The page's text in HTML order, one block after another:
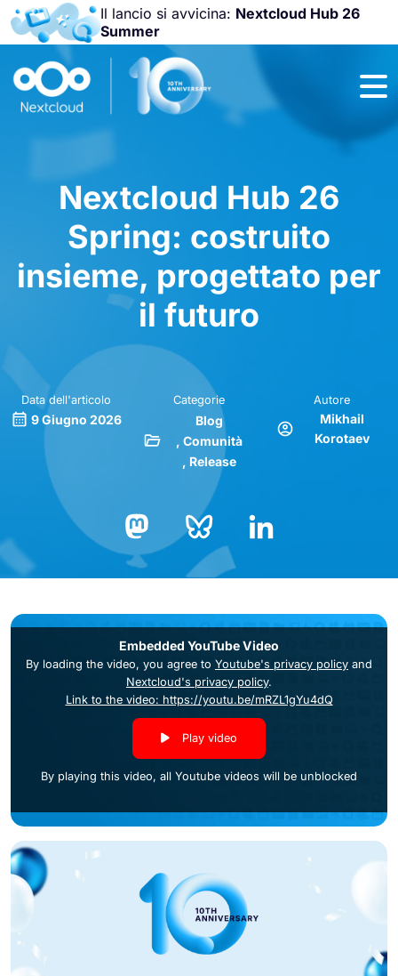
Il lancio si avvicina: Nextcloud Hub 26
Summer
Unisciti a noi
Nextcloud
Community
Conference
Nextcloud Hub 26
Spring: costruito
insieme, progettato per
il futuro
Data dell'articolo
9 Giugno 2026
Categorie
Blog
Comunità
Release
Autore
Mikhail
Korotaev
Mastodon Bluesky
Embedded YouTube Video
By loading the video, you agree to Youtube's privacy policy and
Nextcloud's privacy policy.
Link to the video: https://youtu.be/mRZL1gYu4dQ
Play video
By playing this video, all Youtube videos will be unblocked